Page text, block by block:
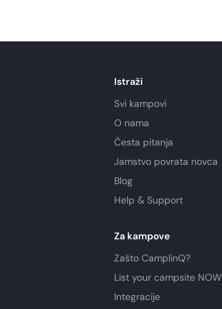
Istraži
Svi kampovi
O nama
Česta pitanja
Jamstvo povrata novca
Blog
Help & Support
Za kampove
Zašto CamplinQ?
List your campsite NOW
Integracije